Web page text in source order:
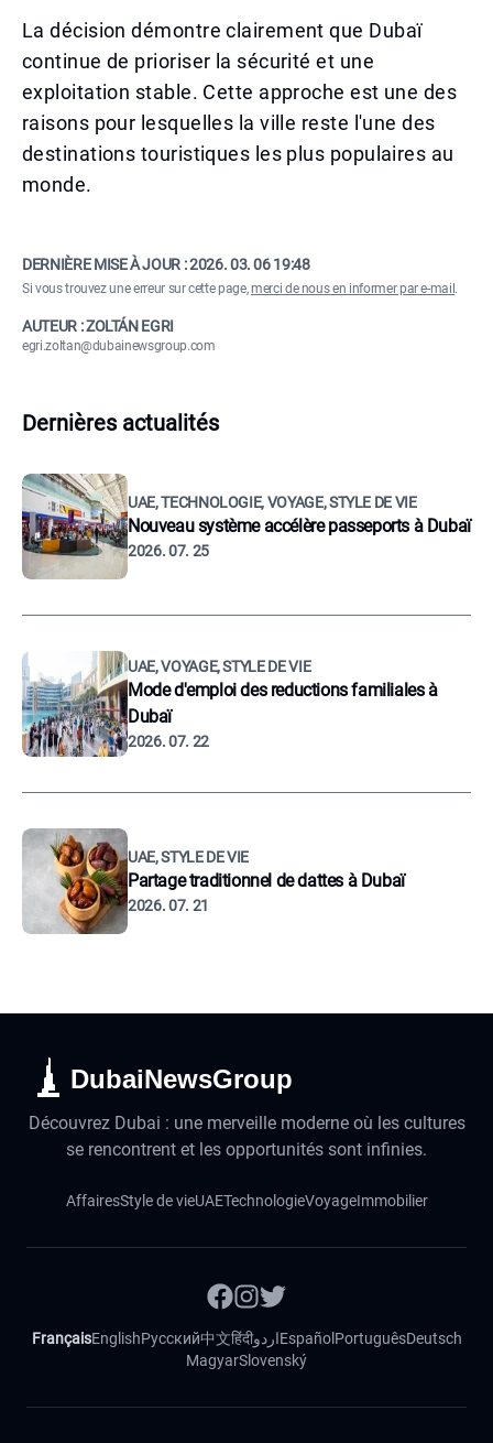
La décision démontre clairement que Dubaï
continue de prioriser la sécurité et une
exploitation stable. Cette approche est une des
raisons pour lesquelles la ville reste l'une des
destinations touristiques les plus populaires au
monde.
DERNIÈRE MISE À JOUR :2026. 03. 06 19:48
Si vous trouvez une erreur sur cette page,merci de nous en informer par e-mail .
AUTEUR : ZOLTÁN EGRI
egri.zoltan@dubainewsgroup.com
Dernières actualités
UAE, TECHNOLOGIE, VOYAGE, STYLE DE VIE
Nouveau système accélère passeports à Dubaï
2026. 07. 25
UAE, VOYAGE, STYLE DE VIE
Mode d'emploi des reductions familiales à
Dubaï
2026. 07. 22
UAE, STYLE DE VIE
Partage traditionnel de dattes à Dubaï
2026. 07. 21
DubaiNewsGroup
Découvrez Dubai : une merveille moderne où les cultures
se rencontrent et les opportunités sont infinies.
AffairesStyle de vieUAETechnologieVoyageImmobilier
FrançaisEnglishРусский中文हिंदीاردوEspañol PortuguêsDeutsch
MagyarSlovenský